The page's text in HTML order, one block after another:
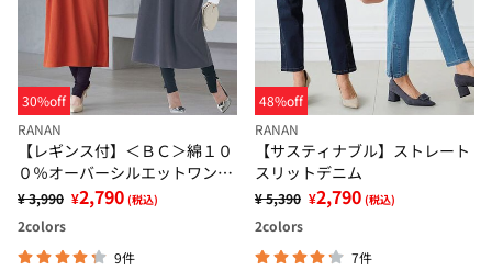
30%off
RANAN
【レギンス付】＜ＢＣ＞綿１０
０％オーバーシルエットワンピ
ース
¥ 3,990 ¥2,790 (税込)
2colors
9件
48%off
RANAN
【サスティナブル】ストレート
スリットデニム
¥ 5,390 ¥2,790 (税込)
2colors
7件